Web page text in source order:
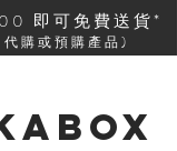
即可免費送貨*
購或預購產品)